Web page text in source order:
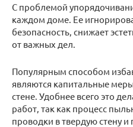
С проблемой
каждом доме. Ее
безопасность, снижает
от важных дел.
Популярным способом
являются капитальные
стене. Удобнее всего это
работ, так как процесс
проводки в твердую стену и